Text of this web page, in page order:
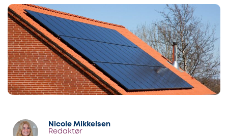
Nicole Mikkelsen
Redaktør